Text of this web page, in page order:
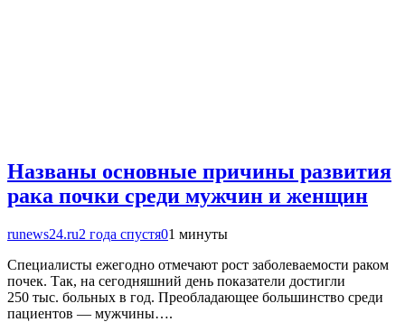
Названы основные причины развития
рака почки среди мужчин и женщин
runews24.ru2 года спустя01 минуты
Специалисты ежегодно отмечают рост заболеваемости раком
почек. Так, на сегодняшний день показатели достигли
250 тыс. больных в год. Преобладающее большинство среди
пациентов — мужчины….